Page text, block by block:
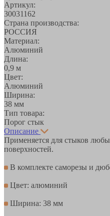
Артикул:
30031162
Страна производства:
РОССИЯ
Материал:
Алюминий
Длина:
0,9 м
Цвет:
Алюминий
Ширина:
38 мм
Тип товара:
Порог стык
Описание
Применяется для стыков
поверхностей.
В комплекте саморезы и
Цвет: алюминий
Ширина: 38 мм